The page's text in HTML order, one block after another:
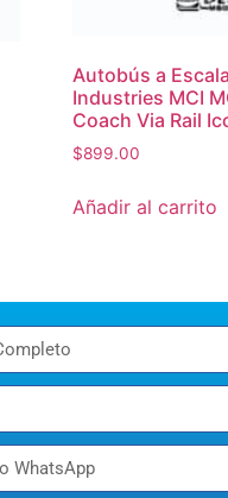
Autobús a
Industries MCI
Coach Via Rail
$899.00
Añadir al carrito